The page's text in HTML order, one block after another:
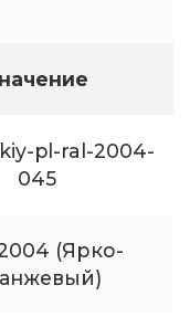
pl-ral-2004-
045
(Ярко-